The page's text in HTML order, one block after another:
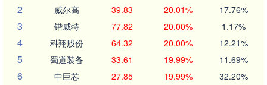
2 威尔高 39.83 20.01% 17.76%
3 锴威特 77.82 20.00% 1.17%
4 科翔股份 64.32 20.00% 12.21%
5 蜀道装备 33.61 19.99% 11.69%
6 中巨芯 27.85 19.99% 32.20%